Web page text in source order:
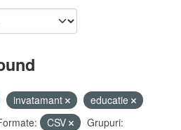
invatamant
educatie
CSV
Grupuri: